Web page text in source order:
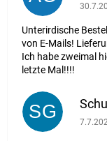
Die
Unterirdische
von E-Mails!
Ich habe zweimal
letzte Mal!!!!
SG Die